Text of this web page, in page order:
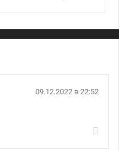
09.12.2022 в 22:52